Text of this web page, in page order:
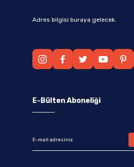
Adres bilgisi buraya gelecek.
E-Bülten Aboneliği